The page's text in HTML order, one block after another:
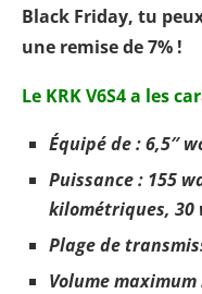
Black Friday, tu
une remise de 7% !
Le KRK V6S4 a les
Équipé de : 6,5″
Puissance : 155
kilométriques, 30
Plage de
Volume maximum